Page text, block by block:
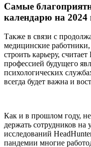
Самые
календарю на 2024
Также в связи с
медицинские
строить карьеру,
профессией будущего
психологических
всегда будет важна и
Как и в прошлом году,
держать сотрудников на
исследований
пандемии многие